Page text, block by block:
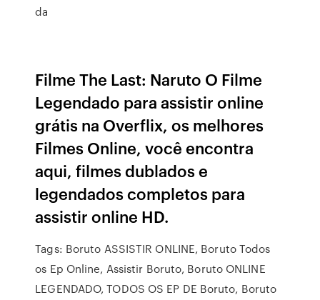
da
Filme The Last: Naruto O Filme
Legendado para assistir online
grátis na Overflix, os melhores
Filmes Online, você encontra
aqui, filmes dublados e
legendados completos para
assistir online HD.
Tags: Boruto ASSISTIR ONLINE, Boruto Todos
os Ep Online, Assistir Boruto, Boruto ONLINE
LEGENDADO, TODOS OS EP DE Boruto, Boruto